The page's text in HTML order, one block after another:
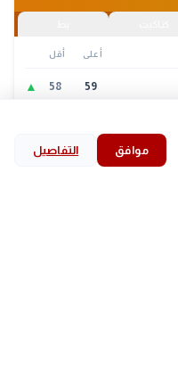
أعلى أقل
59
58
▲
bookmark
search موافق التفاصيل